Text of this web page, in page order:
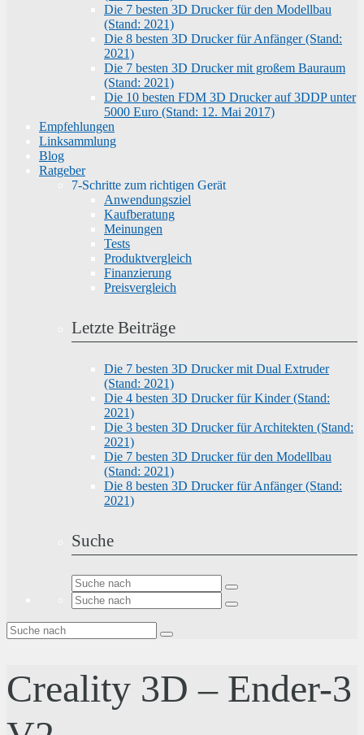
Die 7 besten 3D Drucker für den Modellbau
(Stand: 2021)
Die 8 besten 3D Drucker für Anfänger (Stand:
2021)
Die 7 besten 3D Drucker mit großem Bauraum
(Stand: 2021)
Die 10 besten FDM 3D Drucker auf 3DDP unter
5000 Euro (Stand: 12. Mai 2017)
Empfehlungen
Linksammlung
Blog
Ratgeber
7-Schritte zum richtigen Gerät
Anwendungsziel
Kaufberatung
Meinungen
Tests
Produktvergleich
Finanzierung
Preisvergleich
Letzte Beiträge
Die 7 besten 3D Drucker mit Dual Extruder
(Stand: 2021)
Die 4 besten 3D Drucker für Kinder (Stand:
2021)
Die 3 besten 3D Drucker für Architekten (Stand:
2021)
Die 7 besten 3D Drucker für den Modellbau
(Stand: 2021)
Die 8 besten 3D Drucker für Anfänger (Stand:
2021)
Suche
Creality 3D – Ender-3